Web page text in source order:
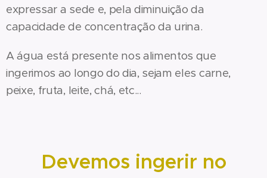
expressar a sede e, pela diminuição da
capacidade de concentração da urina.
A água está presente nos alimentos que
ingerimos ao longo do dia, sejam eles carne,
peixe, fruta, leite, chá, etc...
Devemos ingerir no